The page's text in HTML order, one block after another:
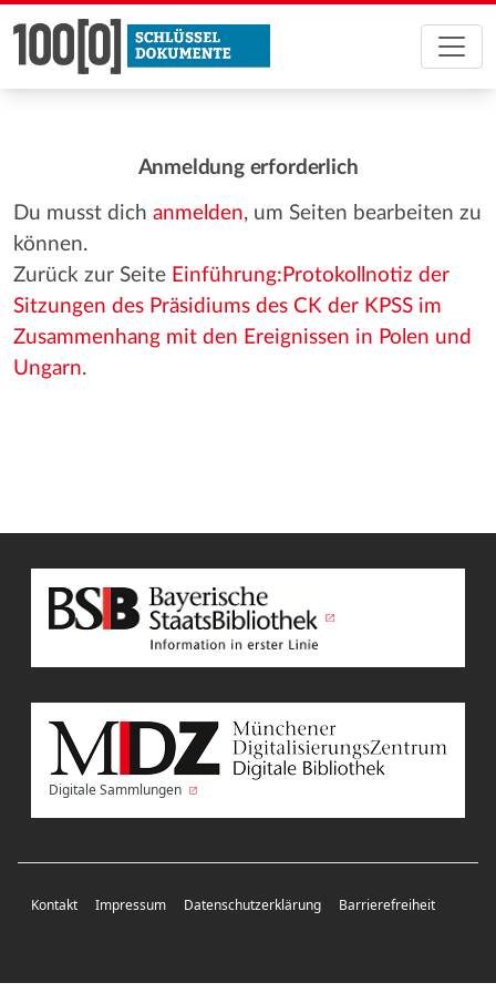
Anmeldung erforderlich
Du musst dich anmelden, um Seiten bearbeiten zu
können.
Zurück zur Seite Einführung:Protokollnotiz der
Sitzungen des Präsidiums des CK der KPSS im
Zusammenhang mit den Ereignissen in Polen und
Ungarn.
Digitale Sammlungen
Kontakt Impressum Datenschutzerklärung Barrierefreiheit